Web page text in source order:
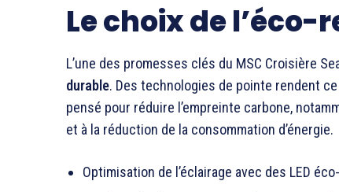
Le choix de
L’une des promesses clés du MSC Croisière
durable. Des technologies de pointe rendent
pensé pour réduire l’empreinte carbone,
et à la réduction de la consommation d’énergie.
Optimisation de l’éclairage avec des LED